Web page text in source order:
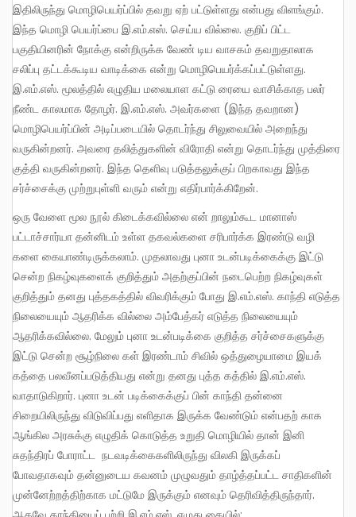
இதிலிருந்து மொழிபெயர்ப்பில் தவறு ஏற் பட்டுள்ளது என்பது விளங்கும்.
இந்த மொழி பெயர்ப்பை இ.எம்.எஸ். செய்ய வில்லை. குறிப் பிட்ட
பகுதியினரின் நோக்கு என்றிருக்க வேண் டிய வாசகம் தவறுதாலாக
சலிப்பு தட்டக்கூடிய வாடிக்கை என்று மொழிபெயர்க்கப்பட்டுள்ளது.
இ.எம்.எஸ். மூலத்தில் எழுதிய மலையாள கட்டு ரையை வாசிக்காத பலர்
நீண்ட காலமாக தோழர். இ.எம்.எஸ். அவர்களை (இந்த தவறான)
மொழிபெயர்ப்பின் அடிப்படையில் தொடர்ந்து சிலுவையில் அறைந்து
வருகின்றனர். அவரை தலித்துகளின் விரோதி என்று தொடர்ந்து முத்திரை
குத்தி வருகின்றனர். இந்த தெளிவு படுத்தலுக்குப் பிறகாவது இந்த
சர்ச்சைக்கு முற்றுபுள்ளி வரும் என்று எதிர்பார்க்கிறேன்.
ஒரு வேளை மூல நூல் கிடைக்கவில்லை என் றாலும்கூட மானாஸ்
பட்டாச்சார்யா தன்னிடம் உள்ள தகவல்களை சரிபார்க்க இரண்டு வழி
களை கையாண்டிருக்கலாம். முதலாவது புனா உடன்படிக்கைக்கு இட்டு
சென்ற நிகழ்வுகளைக் குறித்தும் அதற்குப்பின் நடைபெற்ற நிகழ்வுகள்
குறித்தும் தனது புத்தகத்தில் விவரிக்கும் போது இ.எம்.எஸ். காந்தி எடுத்த
நிலையையும் ஆதரிக்க வில்லை அம்பேத்கர் எடுத்த நிலையையும்
ஆதரிக்கவில்லை. மேலும் புனா உடன்படிக்கை குறித்த சர்ச்சைகளுக்கு
இட்டு சென்ற சூழ்நிலை கள் இரண்டாம் சிவில் ஒத்துழையாமை இயக்
கத்தை பலவீனப்படுத்தியது என்று தனது புத்த கத்தில் இ.எம்.எஸ்.
வாதாடுகிறார். புனா உடன் படிக்கைக்குப் பின் காந்தி தன்னை
சிறையிலிருந்து விடுவிப்பது எளிதாக இருக்க வேண்டும் என்பதற் காக
ஆங்கில அரசுக்கு எழுதிக் கொடுத்த உறுதி மொழியில் தான் இனி
சுதந்திரப் போராட்ட நடவடிக்கைகளிலிருந்து விலகி இருக்கப்
போவதாகவும் தன்னுடைய கவனம் முழுவதும் தாழ்த்தப்பட்ட சாதிகளின்
முன்னேற்றத்திற்காக மட்டுமே இருக்கும் எனவும் தெரிவித்திருந்தார்.